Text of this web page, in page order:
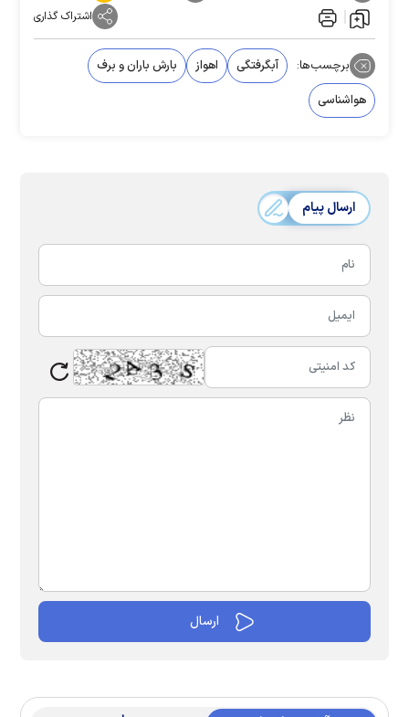
اشتراک گذاری
برچسب‌ها: آبگرفتگی اهواز
بارش باران و برف
هواشناسی
ارسال پیام